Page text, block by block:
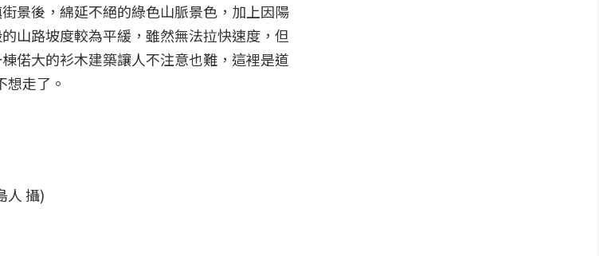
景後，綿延不絕的綠色山脈景色，加上因陽
山路坡度較為平緩，雖然無法拉快速度，但
偌大的衫木建築讓人不注意也難，這裡是道
走了。
人 攝)